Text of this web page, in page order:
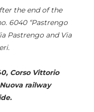
the end of the
6040 “Pastrengo
Pastrengo and Via
Corso Vittorio
railway